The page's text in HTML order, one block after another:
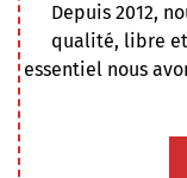
Depuis 2012,
qualité, libre
essentiel nous